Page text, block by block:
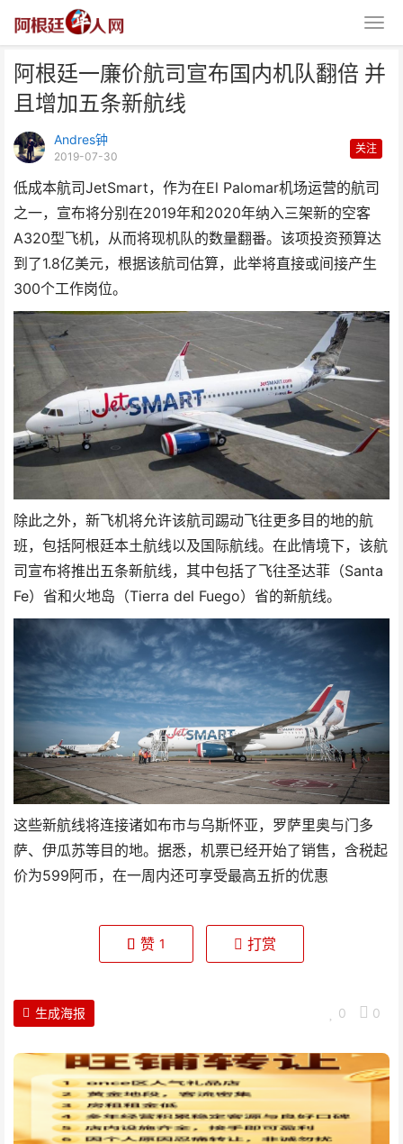
阿根廷一廉价航司宣布国内机队翻倍 并
且增加五条新航线
Andres钟
2019-07-30
关注
低成本航司JetSmart，作为在El Palomar机场运营的航司
之一，宣布将分别在2019年和2020年纳入三架新的空客
A320型飞机，从而将现机队的数量翻番。该项投资预算达
到了1.8亿美元，根据该航司估算，此举将直接或间接产生
300个工作岗位。
除此之外，新飞机将允许该航司踢动飞往更多目的地的航
班，包括阿根廷本土航线以及国际航线。在此情境下，该航
司宣布将推出五条新航线，其中包括了飞往圣达菲（Santa
Fe）省和火地岛（Tierra del Fuego）省的新航线。
这些新航线将连接诸如布市与乌斯怀亚，罗萨里奥与门多
萨、伊瓜苏等目的地。据悉，机票已经开始了销售，含税起
价为599阿币，在一周内还可享受最高五折的优惠
阿根廷一廉价航司宣布国内机队翻
倍 并且增加五条新航线
赞 1 打赏
0 0
生成海报